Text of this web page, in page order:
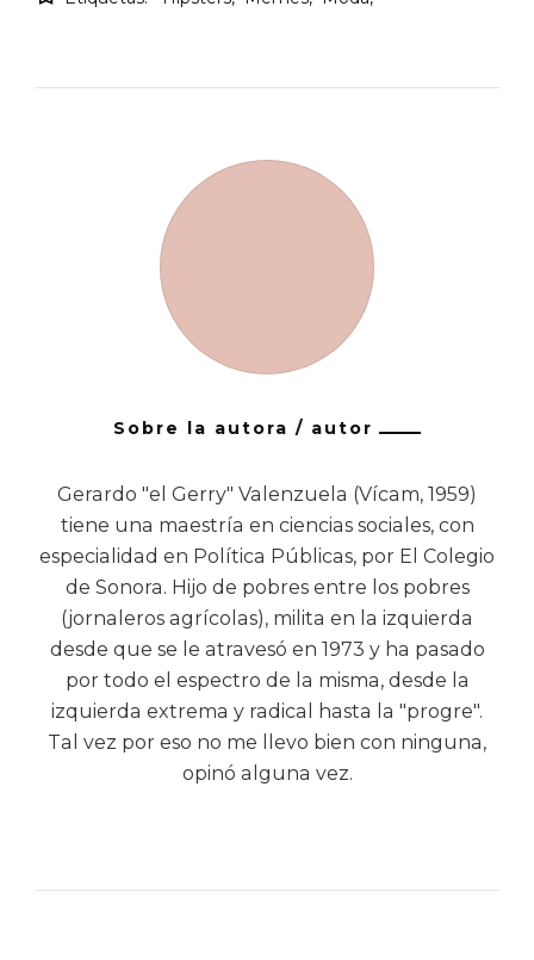
Sobre la autora / autor
Gerardo "el Gerry" Valenzuela (Vícam, 1959)
tiene una maestría en ciencias sociales, con
especialidad en Política Públicas, por El Colegio
de Sonora. Hijo de pobres entre los pobres
(jornaleros agrícolas), milita en la izquierda
desde que se le atravesó en 1973 y ha pasado
por todo el espectro de la misma, desde la
izquierda extrema y radical hasta la "progre".
Tal vez por eso no me llevo bien con ninguna,
opinó alguna vez.